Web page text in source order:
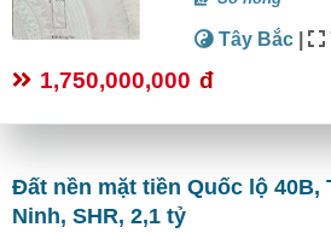
Tây Bắc |
1,750,000,000 đ
Đất nền mặt tiền Quốc lộ 40B,
Ninh, SHR, 2,1 tỷ